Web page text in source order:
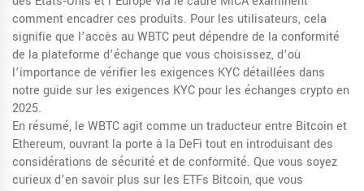
comment encadrer ces produits. Pour les utilisateurs, cela
signifie que l’accès au WBTC peut dépendre de la conformité
de la plateforme d’échange que vous choisissez, d’où
l’importance de vérifier les exigences KYC détaillées dans
notre guide sur les exigences KYC pour les échanges crypto en
2025.
En résumé, le WBTC agit comme un traducteur entre Bitcoin et
Ethereum, ouvrant la porte à la DeFi tout en introduisant des
considérations de sécurité et de conformité. Que vous soyez
curieux d’en savoir plus sur les ETFs Bitcoin, que vous